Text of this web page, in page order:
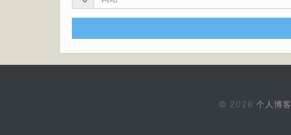
© 2026 个人博客